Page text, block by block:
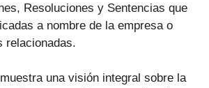
Resoluciones y Sentencias que
a nombre de la empresa o
relacionadas.
una visión integral sobre la